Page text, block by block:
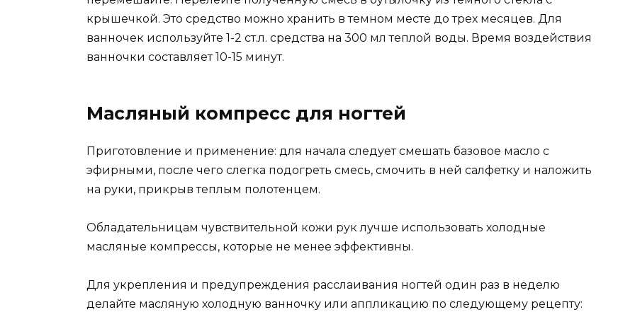
крышечкой. Это средство можно хранить в темном месте до трех месяцев. Для
ванночек используйте 1-2 ст.л. средства на 300 мл теплой воды. Время воздействия
ванночки составляет 10-15 минут.
Масляный компресс для ногтей
Приготовление и применение: для начала следует смешать базовое масло с
эфирными, после чего слегка подогреть смесь, смочить в ней салфетку и наложить
на руки, прикрыв теплым полотенцем.
Обладательницам чувствительной кожи рук лучше использовать холодные
масляные компрессы, которые не менее эффективны.
Для укрепления и предупреждения расслаивания ногтей один раз в неделю
делайте масляную холодную ванночку или аппликацию по следующему рецепту: